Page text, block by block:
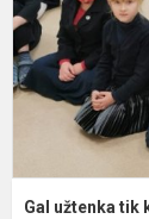
Gal užtenka tik